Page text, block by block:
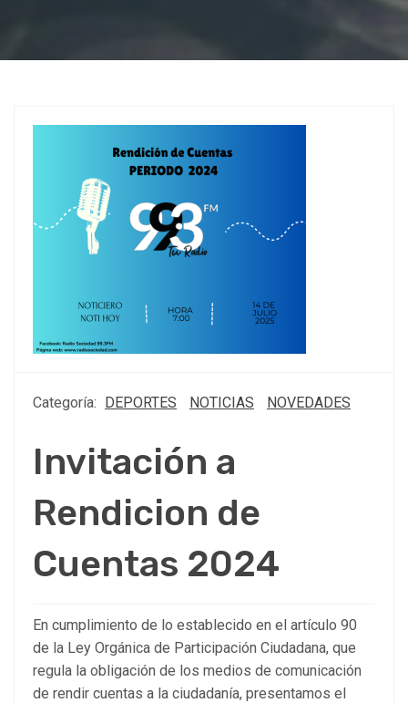
Categoría: DEPORTES NOTICIAS NOVEDADES
Invitación a
Rendicion de
Cuentas 2024
En cumplimiento de lo establecido en el artículo 90
de la Ley Orgánica de Participación Ciudadana, que
regula la obligación de los medios de comunicación
de rendir cuentas a la ciudadanía, presentamos el